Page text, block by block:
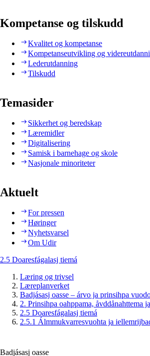
Kompetanse og tilskudd
Kvalitet og kompetanse
Kompetanseutvikling og
Lederutdanning
Tilskudd
Temasider
Sikkerhet og beredskap
Læremidler
Digitalisering
Samisk i barnehage og skole
Nasjonale minoriteter
Aktuelt
For pressen
Høringer
Nyhetsvarsel
Om Udir
2.5 Doaresfágalasj tiemá
Læring og trivsel
Læreplanverket
Badjásasj oasse – árvo ja prinsihpa
2. Prinsihpa oahppama, åvddånahttema
2.5 Doaresfágalasj tiemá
2.5.1 Álmmukvarresvuohta ja
Badjásasj oasse